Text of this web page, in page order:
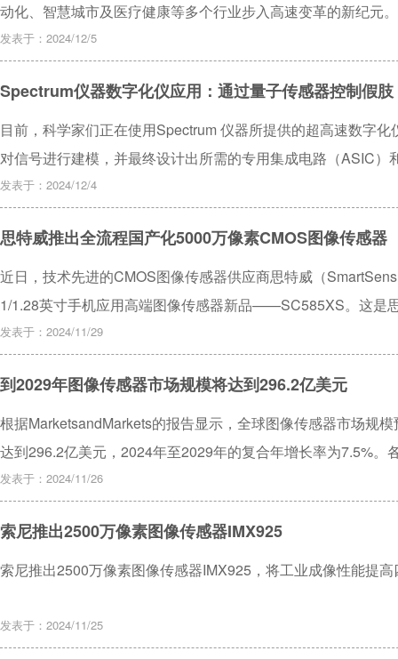
动化、智慧城市及医疗健康等多个行业步入高速变革的新纪元
模在未来三年内将以15%的年复合增长率迅速扩大，预计到
发表于：2024/12/5
Spectrum仪器数字化仪应用：通过量子传感器控制假肢
目前，科学家们正在使用Spectrum 仪器所提供的超高速数字
对信号进行建模，并最终设计出所需的专用集成电路（ASIC）
发表于：2024/12/4
思特威推出全流程国产化5000万像素CMOS图像传感器
近日，技术先进的CMOS图像传感器供应商思特威（
1/1.28英寸手机应用高端图像传感器新品——SC585XS。这是
国产5000万像素高端旗舰手机应用图像传感器。SC585XS具
SFCPixel®-2、PixGain HDR®及AllPix ADAF®等先进技术，
等多项优势性能。SC585XS的卓越成像效果，能够充分满足
端智能手机CIS本土化供应提供了更多选择。
发表于：2024/11/29
到2029年图像传感器市场规模将达到296.2亿美元
根据MarketsandMarkets的报告显示，全球图像传感器市场规
达到296.2亿美元，2024年至2029年的复合年增长率为7.5%。
应的技术进步是推动图像传感器市场扩张的关键因素。
发表于：2024/11/26
索尼推出2500万像素图像传感器IMX925
索尼推出2500万像素图像传感器IMX925，将工业成像性能提高
发表于：2024/11/25